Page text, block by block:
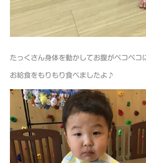
たっくさん身体を動かしてお腹がペコペコ
お給食をもりもり食べましたよ♪